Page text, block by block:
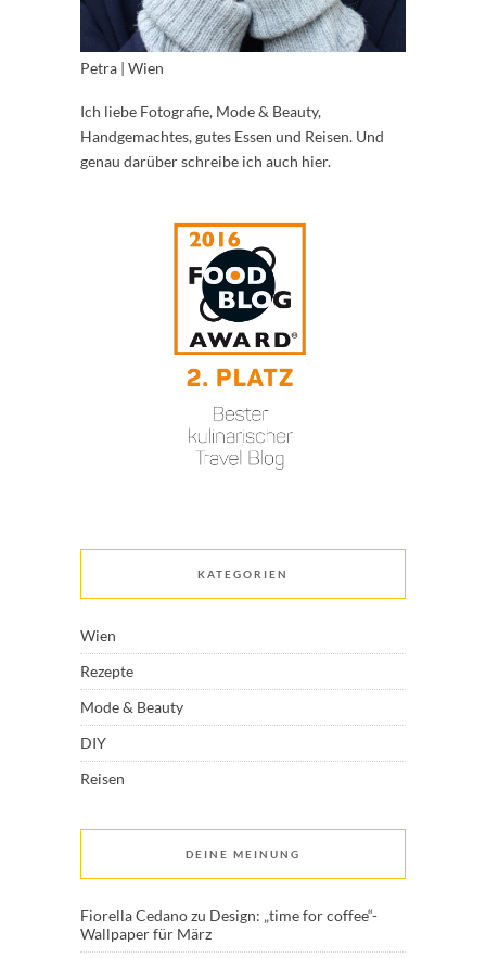
Petra | Wien
Ich liebe Fotografie, Mode & Beauty,
Handgemachtes, gutes Essen und Reisen. Und
genau darüber schreibe ich auch hier.
KATEGORIEN
Wien
Rezepte
Mode & Beauty
DIY
Reisen
DEINE MEINUNG
Fiorella Cedanozu Design: „time for coffee“-
Wallpaper für März